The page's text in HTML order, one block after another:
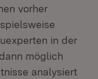
vorher
in der
möglich
analysiert